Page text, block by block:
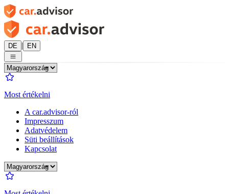
DE | EN
Most értékelni
A car.advisor-ról
Impresszum
Adatvédelem
Süti beállítások
Kapcsolat